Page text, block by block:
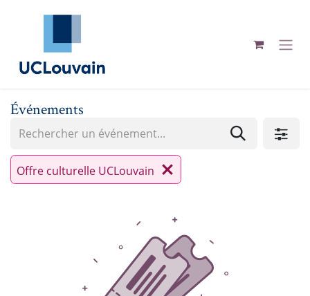
Se rendre au contenu
Événements
Offre culturelle UCLouvain